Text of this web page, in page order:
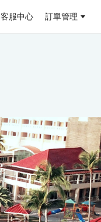
客服中心 訂單管理